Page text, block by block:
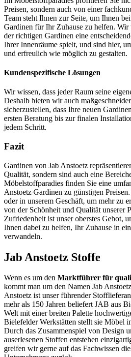
Preisen, sondern auch von einer
Team steht Ihnen zur Seite, um Ihnen
Gardinen für Ihr Zuhause zu helfen. Wir
der richtigen Gardinen eine
Ihrer Innenräume spielt, und sind hier,
und erfreulich wie möglich zu gestalten.
Kundenspezifische Lösungen
Wir wissen, dass jeder Raum seine
Deshalb bieten wir auch
sicherzustellen, dass Ihre neuen
ersten Beratung bis zur finalen
jedem Schritt.
Fazit
Gardinen von Jab Anstoetz
Qualität, sondern sind auch eine
Möbelstoffparadies finden Sie eine
Anstoetz Gardinen zu günstigen
oder in unserem Geschäft, um mehr zu
von der Schönheit und Qualität unserer
Zufriedenheit ist unser oberstes Gebot,
Ihnen dabei zu helfen, Ihr Zuhause in
verwandeln.
Jab Anstoetz Stoffe
Wenn es um den Marktführer für
kommt man um den Namen Jab
Anstoetz ist unser führender
mehr als 150 Jahren beliefert JAB aus
Welt mit einer breiten Palette
Bielefelder Werkstätten stellt sie Möbel
Durch das Zusammenspiel von Design
auserlesenen Stoffen entstehen
greifen wir gerne auf das Fachwissen